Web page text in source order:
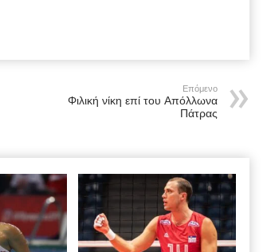
Επόμενο
Φιλική νίκη επί του Απόλλωνα
Πάτρας